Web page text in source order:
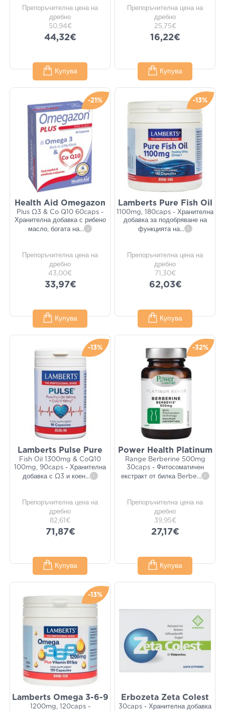
Препоръчителна цена на
дребно
50,94€
44,32€
Купува
Препоръчителна цена на
дребно
25,75€
16,22€
Купува
-21%
Health Aid Omegazon
Plus Ω3 & Co Q10 60caps -
Хранителна добавка с рибено
масло, богата на... i
Препоръчителна цена на
дребно
43,00€
33,97€
Купува
-13%
Lamberts Pure Fish Oil
1100mg, 180caps - Хранителна
добавка за подобряване на
функцията на... i
Препоръчителна цена на
дребно
71,30€
62,03€
Купува
-13%
Lamberts Pulse Pure
Fish Oil 1300mg & CoQ10
100mg, 90caps - Хранителна
добавка с Ω3 и коен... i
Препоръчителна цена на
дребно
82,61€
71,87€
Купува
-32%
Power Health Platinum
Range Berberine 500mg
30caps - Фитосоматичен
екстракт от билка Berbe... i
Препоръчителна цена на
дребно
39,95€
27,17€
Купува
-13%
Lamberts Omega 3-6-9
1200mg, 120caps -
Erbozeta Zeta Colest
30caps - Хранителна добавка